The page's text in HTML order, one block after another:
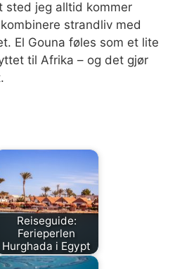
sted jeg alltid kommer
strandliv med
El Gouna føles som et lite
til Afrika – og det gjør
Reiseguide:
Ferieperlen
Hurghada i Egypt